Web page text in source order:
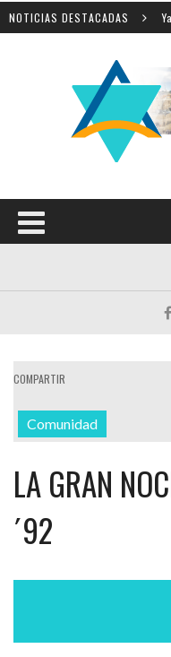
NOTICIAS DESTACADAS
de la Shoá en Yad Vashem
COMPARTIR
Comunidad
LA GRAN
´92